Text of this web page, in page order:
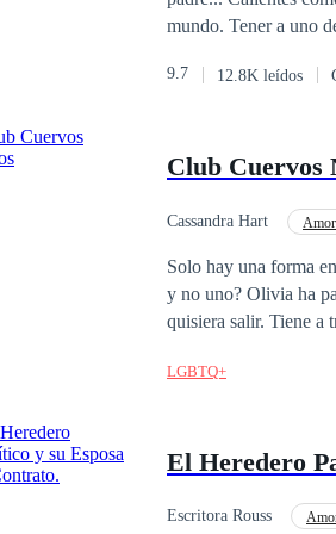
mundo. Tener a uno
delicado, no por ello menos intenso. Siendo atrevida se quitó la
9.7 12.8K leídos
Club Cuervos
Cassandra Hart
Solo hay una forma
y no uno? Olivia ha
quisiera salir. Tiene a
a Olivia. A ninguno
LGBTQ+
El Heredero
Escritora Rouss